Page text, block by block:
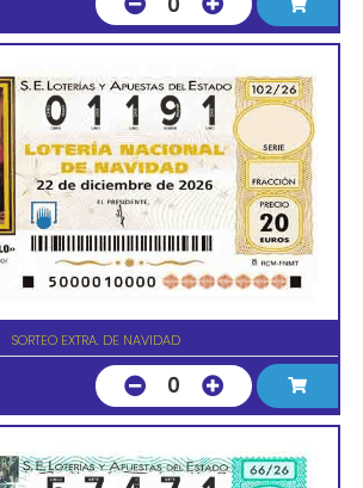
SORTEO EXTRA. DE NAVIDAD
0